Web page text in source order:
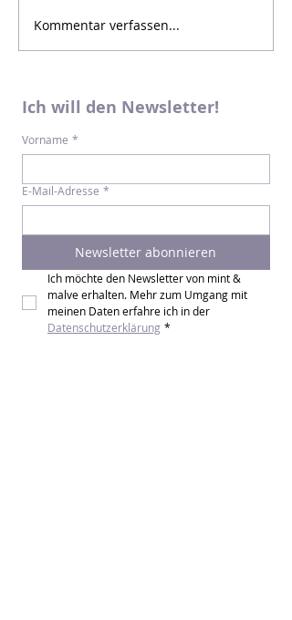
Kommentar verfassen...
Ich will den Newsletter!
Vorname *
E-Mail-Adresse *
Newsletter abonnieren
Ich möchte den Newsletter von mint &
malve erhalten. Mehr zum Umgang mit
Datenschutzerklärung *